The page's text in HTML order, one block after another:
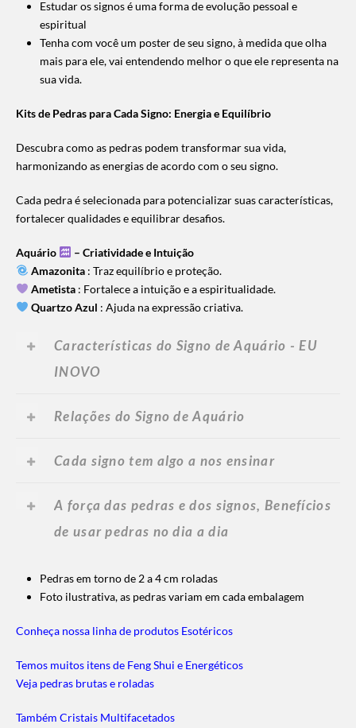
Estudar os signos é uma forma de evolução pessoal e
espiritual
Tenha com você um poster de seu signo, à medida que olha
mais para ele, vai entendendo melhor o que ele representa na
sua vida.
Kits de Pedras para Cada Signo: Energia e Equilíbrio
Descubra como as pedras podem transformar sua vida,
harmonizando as energias de acordo com o seu signo.
Cada pedra é selecionada para potencializar suas características,
fortalecer qualidades e equilibrar desafios.
Aquário – Criatividade e Intuição
Amazonita: Traz equilíbrio e proteção.
Ametista: Fortalece a intuição e a espiritualidade.
Quartzo Azul : Ajuda na expressão criativa.
Características do Signo de Aquário - EU
INOVO
Relações do Signo de Aquário
Cada signo tem algo a nos ensinar
A força das pedras e dos signos, Benefícios
de usar pedras no dia a dia
Pedras em torno de 2 a 4 cm roladas
Foto ilustrativa, as pedras variam em cada embalagem
Conheça nossa linha de produtos Esotéricos
Temos muitos itens de Feng Shui e Energéticos
Veja pedras brutas e roladas
Também Cristais Multifacetados